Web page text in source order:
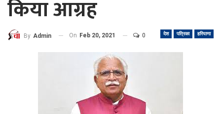
किया आग्रह
देश पत्रिका हरियाणा
By Admin On Feb 20, 2021 0